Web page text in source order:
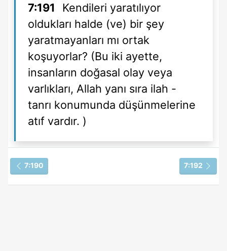
7:191
Kendileri yaratılıyor
oldukları halde (ve) bir şey
yaratmayanları mı ortak
koşuyorlar? (Bu iki ayette,
insanların doğasal olay veya
varlıkları, Allah yanı sıra ilah -
tanrı konumunda düşünmelerine
atıf vardır. )
7:190 7:192